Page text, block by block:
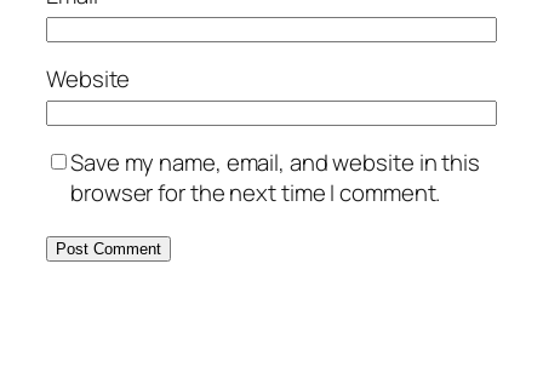
Website
Save my name, email, and website in this
browser for the next time I comment.